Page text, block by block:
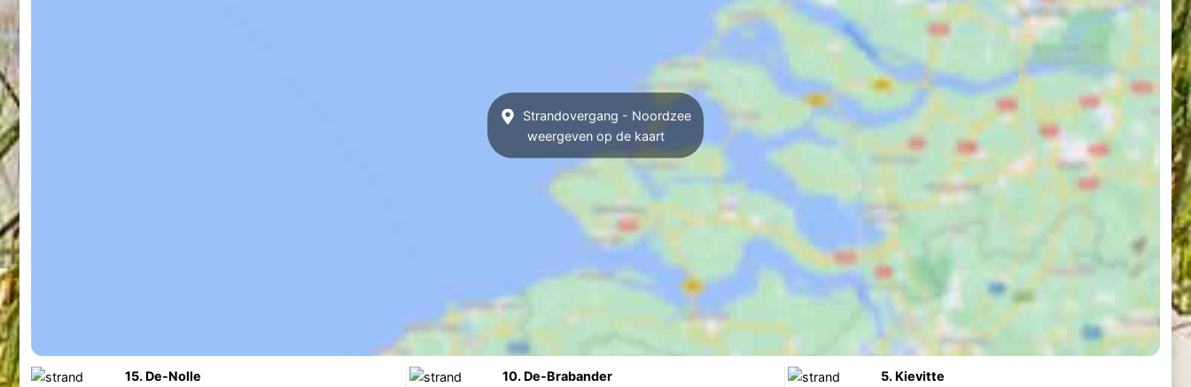
Strandovergang - Noordzee
weergeven op de kaart
15. De-Nolle
10. De-Brabander
5. Kievitte